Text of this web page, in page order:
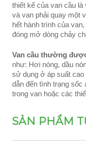
thiết kế của van cầu là
và van phải quay một
hết hành trình của
đóng mở dòng chảy
Van cầu thường
như: Hơi nóng, dầu
sử dụng ở áp suất
dẫn đến tình trạng sốc
trong van hoặc các
SẢN PHẨM